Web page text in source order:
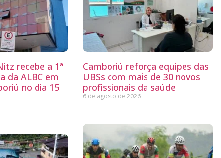
recebe a 1ª
da ALBC em
no dia 15
Camboriú reforça equipes das
UBSs com mais de 30 novos
profissionais da saúde
6 de agosto de 2026